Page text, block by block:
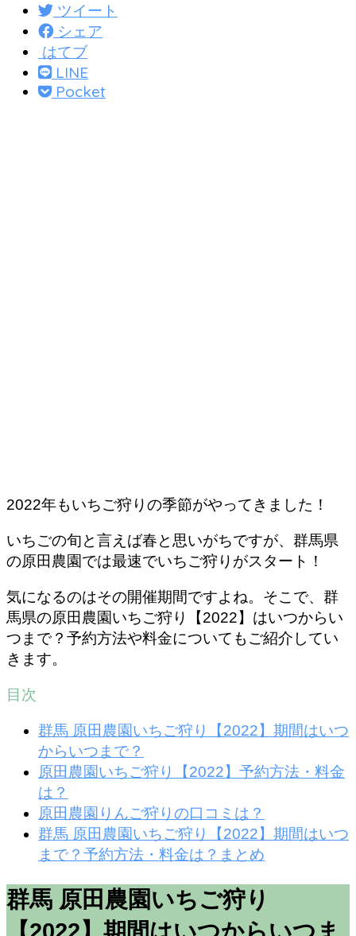
ツイート
シェア
はてブ
LINE
Pocket
2022年もいちご狩りの季節がやってきました！
いちごの旬と言えば春と思いがちですが、群馬県
の原田農園では最速でいちご狩りがスタート！
気になるのはその開催期間ですよね。そこで、群
馬県の原田農園いちご狩り【2022】はいつからい
つまで？予約方法や料金についてもご紹介してい
きます。
目次
群馬 原田農園いちご狩り【2022】期間はいつ
からいつまで？
原田農園いちご狩り【2022】予約方法・料金
は？
原田農園りんご狩りの口コミは？
群馬 原田農園いちご狩り【2022】期間はいつ
まで？予約方法・料金は？まとめ
群馬 原田農園いちご狩り